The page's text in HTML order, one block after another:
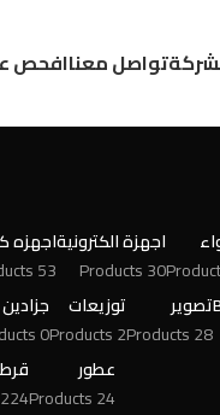
تواصل معناافحص
اجهزة الكترونية
30 Products
اجهزه
53 Products
تصوير
28 Products
توزيعات
2 Products
0 Products
عطور
24 Products
224 Products